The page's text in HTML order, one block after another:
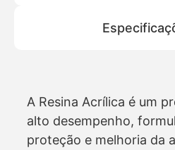
A Resina Acrílica é um
alto desempenho,
proteção e melhoria da